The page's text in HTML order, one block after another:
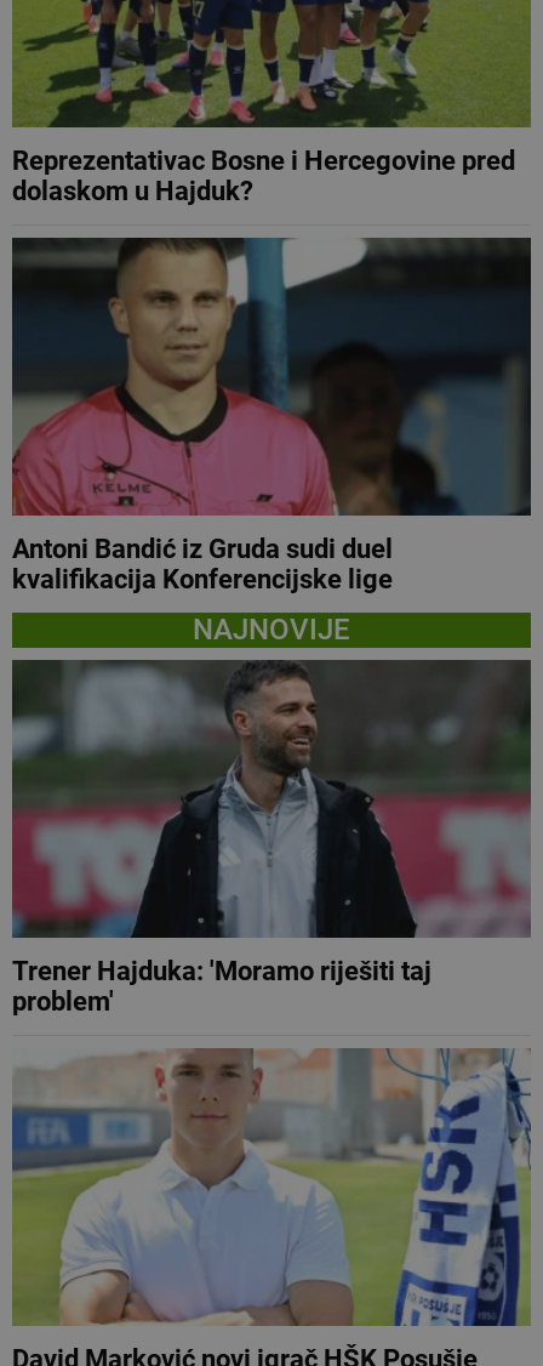
Reprezentativac Bosne i Hercegovine pred
dolaskom u Hajduk?
Antoni Bandić iz Gruda sudi duel
kvalifikacija Konferencijske lige
NAJNOVIJE
Trener Hajduka: 'Moramo riješiti taj
problem'
David Marković novi igrač HŠK Posušje